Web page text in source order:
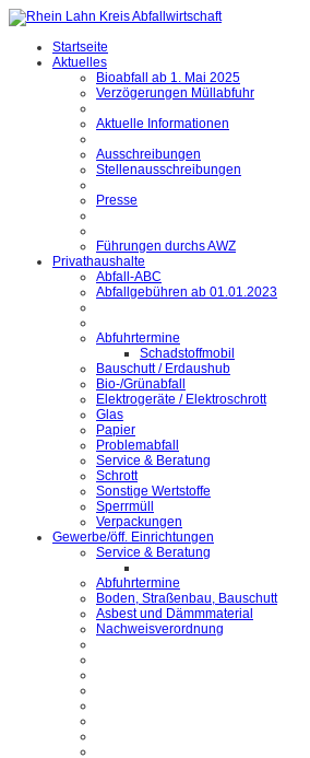
Startseite
Aktuelles
Bioabfall ab 1. Mai 2025
Verzögerungen Müllabfuhr
Aktuelle Informationen
Ausschreibungen
Stellenausschreibungen
Presse
Führungen durchs AWZ
Privathaushalte
Abfall-ABC
Abfallgebühren ab 01.01.2023
Abfuhrtermine
Schadstoffmobil
Bauschutt / Erdaushub
Bio-/Grünabfall
Elektrogeräte / Elektroschrott
Glas
Papier
Problemabfall
Service & Beratung
Schrott
Sonstige Wertstoffe
Sperrmüll
Verpackungen
Gewerbe/öff. Einrichtungen
Service & Beratung
Abfuhrtermine
Boden, Straßenbau, Bauschutt
Asbest und Dämmmaterial
Nachweisverordnung